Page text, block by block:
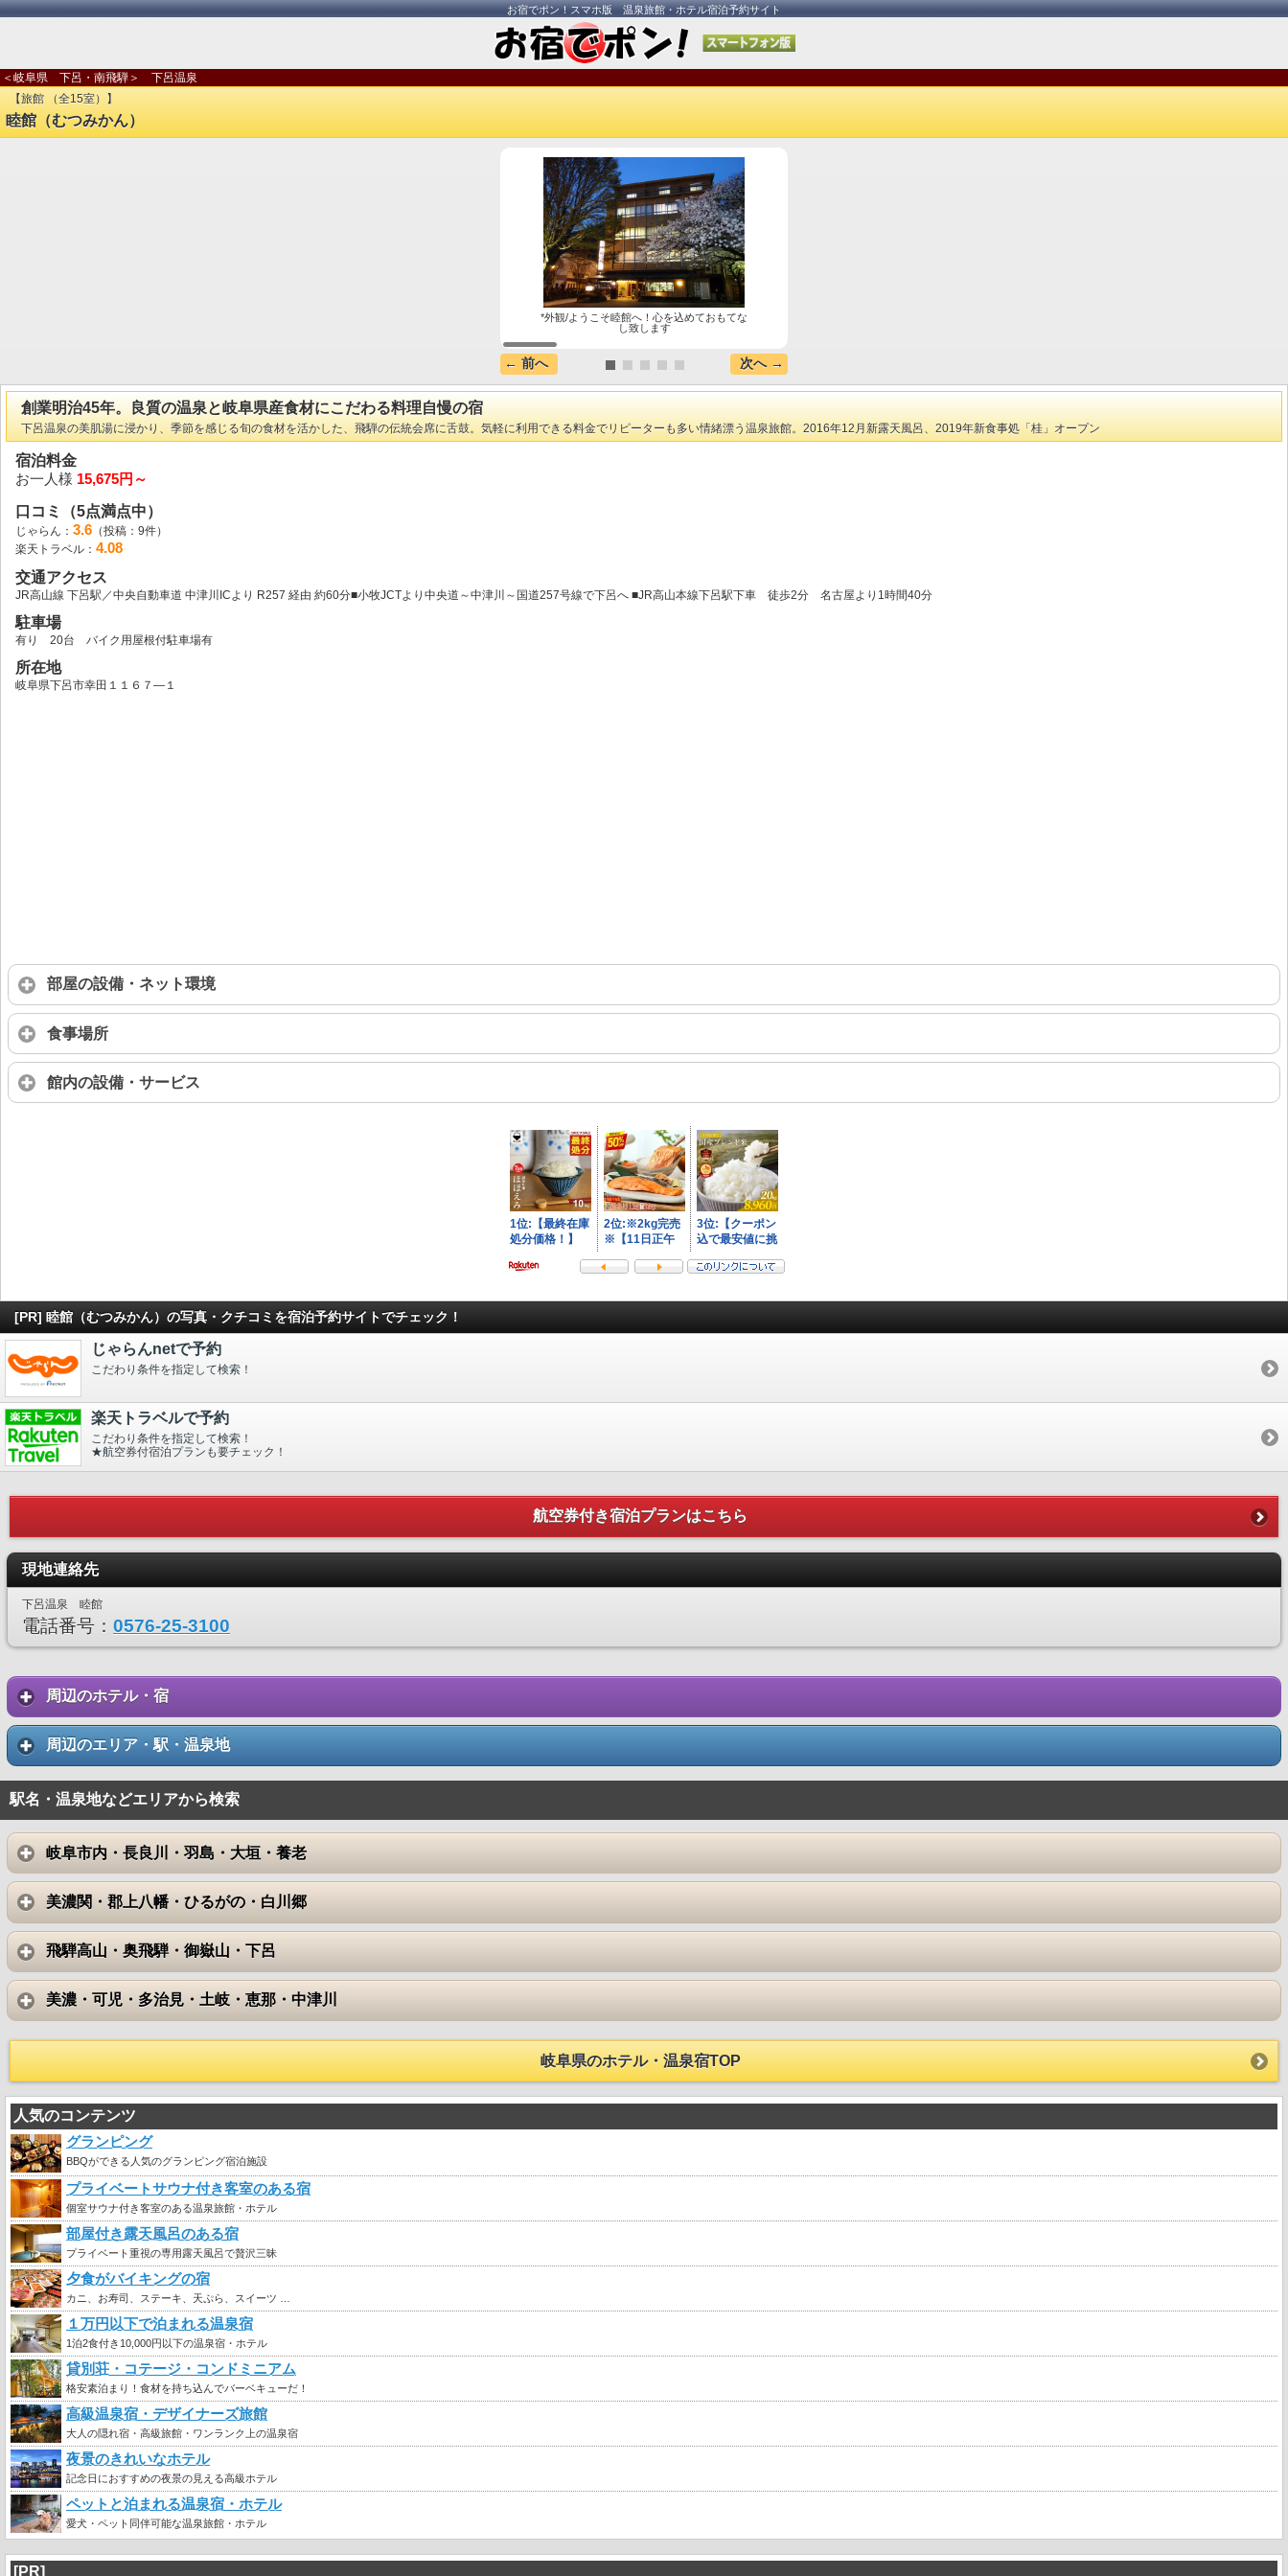
お宿でポン！スマホ版 温泉旅館・ホテル宿泊予約サイト
＜岐阜県 下呂・南飛騨＞ 下呂温泉
【旅館 （全15室）】
睦館（むつみかん）
*外観/ようこそ睦館へ！心を込めておもてな
し致します
← 前へ 次へ →
創業明治45年。良質の温泉と岐阜県産食材にこだわる料理自慢の宿
下呂温泉の美肌湯に浸かり、季節を感じる旬の食材を活かした、飛騨の伝統会席に舌鼓。気軽に利用できる料金でリピーターも多い情緒漂う温泉旅館。2016年12月新露天風呂、2019年新食事処「桂」オープン
宿泊料金
お一人様 15,675円～
口コミ（5点満点中）
じゃらん： 3.6 （投稿：9件）
楽天トラベル： 4.08
交通アクセス
JR高山線 下呂駅／中央自動車道 中津川ICより R257 経由 約60分■小牧JCTより中央道～中津川～国道257号線で下呂へ ■JR高山本線下呂駅下車 徒歩2分 名古屋より1時間40分
駐車場
有り 20台 バイク用屋根付駐車場有
所在地
岐阜県下呂市幸田１１６７―１
部屋の設備・ネット環境
食事場所
館内の設備・サービス
[PR] 睦館（むつみかん）の写真・クチコミを宿泊予約サイトでチェック！
じゃらんnetで予約
こだわり条件を指定して検索！
楽天トラベルで予約
こだわり条件を指定して検索！
★航空券付宿泊プランも要チェック！
航空券付き宿泊プランはこちら
現地連絡先
下呂温泉 睦館
電話番号： 0576-25-3100
周辺のホテル・宿
周辺のエリア・駅・温泉地
駅名・温泉地などエリアから検索
岐阜市内・長良川・羽島・大垣・養老
美濃関・郡上八幡・ひるがの・白川郷
飛騨高山・奥飛騨・御嶽山・下呂
美濃・可児・多治見・土岐・恵那・中津川
岐阜県のホテル・温泉宿TOP
人気のコンテンツ
グランピング
BBQができる人気のグランピング宿泊施設
プライベートサウナ付き客室のある宿
個室サウナ付き客室のある温泉旅館・ホテル
部屋付き露天風呂のある宿
プライベート重視の専用露天風呂で贅沢三昧
夕食がバイキングの宿
カニ、お寿司、ステーキ、天ぷら、スイーツ …
１万円以下で泊まれる温泉宿
1泊2食付き10,000円以下の温泉宿・ホテル
貸別荘・コテージ・コンドミニアム
格安素泊まり！食材を持ち込んでバーベキューだ！
高級温泉宿・デザイナーズ旅館
大人の隠れ宿・高級旅館・ワンランク上の温泉宿
夜景のきれいなホテル
記念日におすすめの夜景の見える高級ホテル
ペットと泊まれる温泉宿・ホテル
愛犬・ペット同伴可能な温泉旅館・ホテル
[PR]